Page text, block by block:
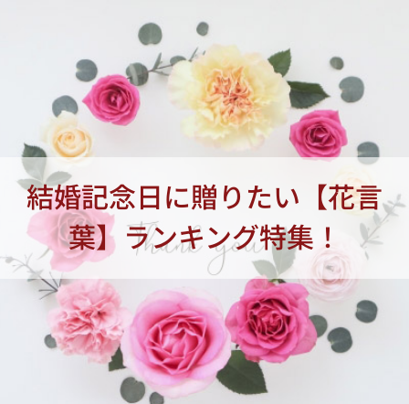
結婚記念日に贈りたい【花言
葉】ランキング特集！